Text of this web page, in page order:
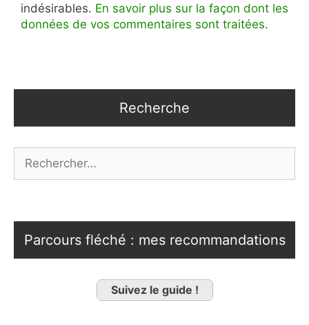
indésirables. En savoir plus sur la façon dont les
données de vos commentaires sont traitées.
Recherche
Parcours fléché : mes recommandations
Suivez le guide !